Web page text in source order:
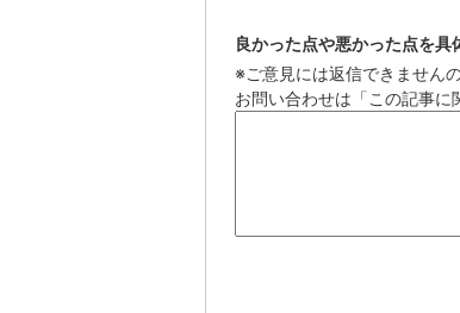
良かった点や悪かった点を
※ご意見には返信できません
お問い合わせは「この記事に